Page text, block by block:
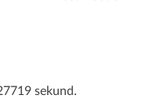
sekund.